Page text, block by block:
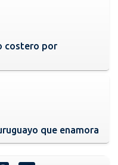
costero por
que enamora